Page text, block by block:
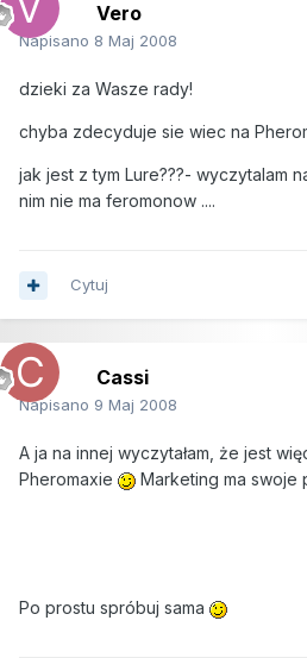
Vero
Napisano 8 Maj 2008
dzieki za Wasze rady!
chyba zdecyduje sie wiec na
jak jest z tym Lure???- wyczytalam
nim nie ma feromonow ....
Cytuj
Cassi
Napisano 9 Maj 2008
A ja na innej wyczytałam, że jest
Pheromaxie
Marketing ma swoje
Po prostu spróbuj sama